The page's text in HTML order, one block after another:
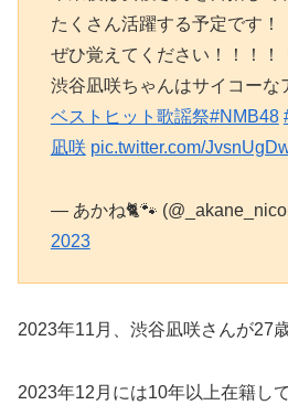
たくさん活躍する予定です！
ぜひ覚えてください！！！！
渋谷凪咲ちゃんはサイコーな
ベストヒット歌謡祭#NMB48
凪咲 pic.twitter.com/
— あかね🐈🐾
2023
2023年11月、渋谷凪咲さんが27
2023年12月には10年以上在籍し